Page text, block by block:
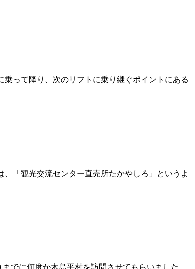
って降り、次のリフトに乗り継ぐポイントにある
「観光交流センター直売所たかやしろ」というよ
でに何度か木島平村を訪問させてもらいました。